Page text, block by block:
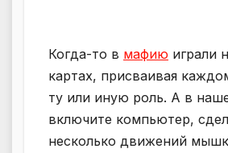
Когда-то в мафию играли
картах, присваивая
ту или иную роль. А в
включите компьютер,
несколько движений